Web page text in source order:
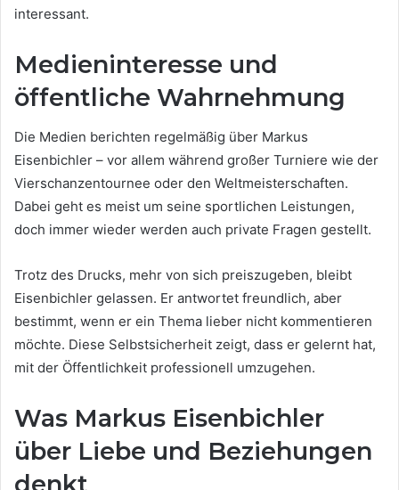
interessant.
Medieninteresse und
öffentliche Wahrnehmung
Die Medien berichten regelmäßig über Markus
Eisenbichler – vor allem während großer Turniere wie der
Vierschanzentournee oder den Weltmeisterschaften.
Dabei geht es meist um seine sportlichen Leistungen,
doch immer wieder werden auch private Fragen gestellt.
Trotz des Drucks, mehr von sich preiszugeben, bleibt
Eisenbichler gelassen. Er antwortet freundlich, aber
bestimmt, wenn er ein Thema lieber nicht kommentieren
möchte. Diese Selbstsicherheit zeigt, dass er gelernt hat,
mit der Öffentlichkeit professionell umzugehen.
Was Markus Eisenbichler
über Liebe und Beziehungen